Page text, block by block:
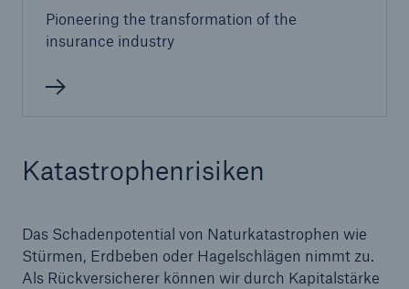
Pioneering the transformation of the
insurance industry
Katastrophenrisiken
Das Schadenpotential von Naturkatastrophen wie
Stürmen, Erdbeben oder Hagelschlägen nimmt zu.
Als Rückversicherer können wir durch Kapitalstärke
Geschätzte globale wirtschaftliche Kosten der
Internetkriminalität
600 bn